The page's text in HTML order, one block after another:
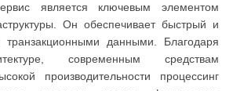
является ключевым элементом
Он обеспечивает быстрый и
данными. Благодаря
современным средствам
производительности процессинг